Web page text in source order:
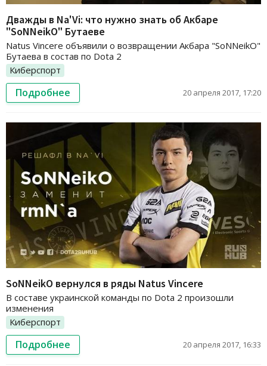
Дважды в Na'Vi: что нужно знать об Акбаре
"SoNNeikO" Бутаеве
Natus Vincere объявили о возвращении Акбара "SoNNeikO"
Бутаева в состав по Dota 2
Киберспорт
Подробнее 20 апреля 2017, 17:20
SoNNeikO вернулся в ряды Natus Vincere
В составе украинской команды по Dota 2 произошли
изменения
Киберспорт
Подробнее 20 апреля 2017, 16:33